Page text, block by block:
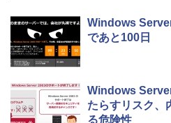
Windows
であと100日
Windows
たらすリスク、
る危険性